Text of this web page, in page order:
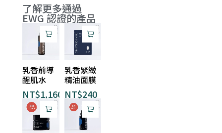
了解更多通過
EWG 認證的產品
乳香前導
醒肌水
NT$1,160
乳香緊緻
精油面膜
NT$240